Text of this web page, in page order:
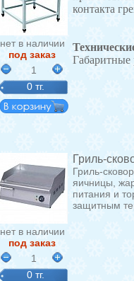
нет в наличии
под заказ
1
0 тг.
контакта
нет в наличии
под заказ
1
0 тг.
Гриль-
Гриль-
яичницы,
питания и
защитным